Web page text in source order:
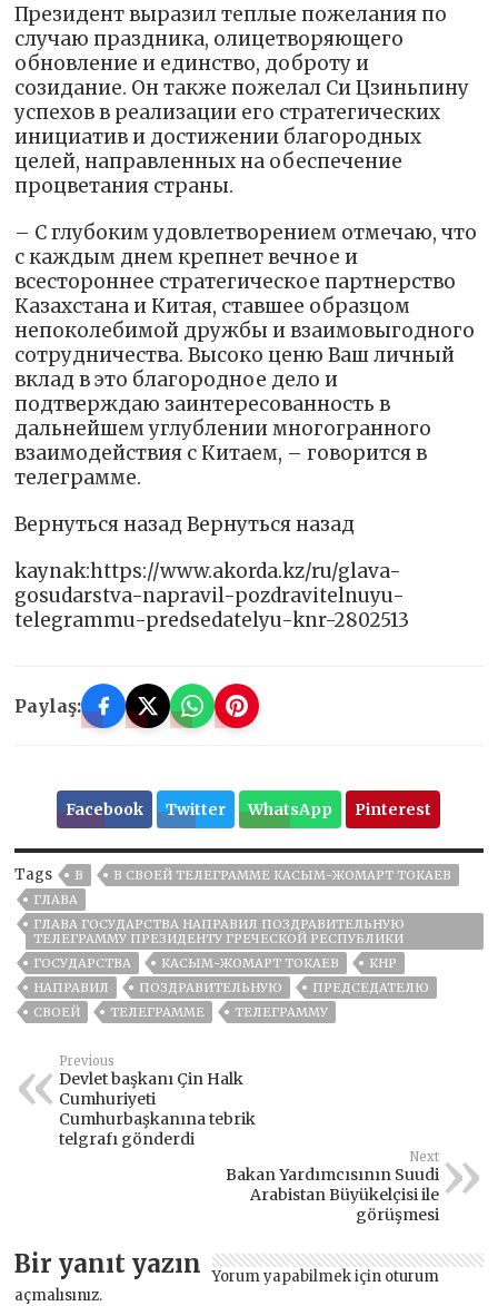
Президент выразил теплые пожелания по
случаю праздника, олицетворяющего
обновление и единство, доброту и
созидание. Он также пожелал Си Цзиньпину
успехов в реализации его стратегических
инициатив и достижении благородных
целей, направленных на обеспечение
процветания страны.
– С глубоким удовлетворением отмечаю, что
с каждым днем крепнет вечное и
всестороннее стратегическое партнерство
Казахстана и Китая, ставшее образцом
непоколебимой дружбы и взаимовыгодного
сотрудничества. Высоко ценю Ваш личный
вклад в это благородное дело и
подтверждаю заинтересованность в
дальнейшем углублении многогранного
взаимодействия с Китаем, – говорится в
телеграмме.
Вернуться назад Вернуться назад
kaynak:https://www.akorda.kz/ru/glava-
gosudarstva-napravil-pozdravitelnuyu-
telegrammu-predsedatelyu-knr-2802513
Paylaş:
Facebook Twitter WhatsApp Pinterest
Tags В
В СВОЕЙ ТЕЛЕГРАММЕ КАСЫМ-ЖОМАРТ ТОКАЕВ
ГЛАВА
ГЛАВА ГОСУДАРСТВА НАПРАВИЛ ПОЗДРАВИТЕЛЬНУЮ
ТЕЛЕГРАММУ ПРЕЗИДЕНТУ ГРЕЧЕСКОЙ РЕСПУБЛИКИ
ГОСУДАРСТВА
КАСЫМ-ЖОМАРТ ТОКАЕВ
КНР
НАПРАВИЛ
ПОЗДРАВИТЕЛЬНУЮ
ПРЕДСЕДАТЕЛЮ
СВОЕЙ
ТЕЛЕГРАММЕ ТЕЛЕГРАММУ
Previous
Devlet başkanı Çin Halk
Cumhuriyeti
Cumhurbaşkanına tebrik
telgrafı gönderdi
Next
Bakan Yardımcısının Suudi
Arabistan Büyükelçisi ile
görüşmesi
Bir yanıt yazın Yorum yapabilmek için oturum
açmalısınız.